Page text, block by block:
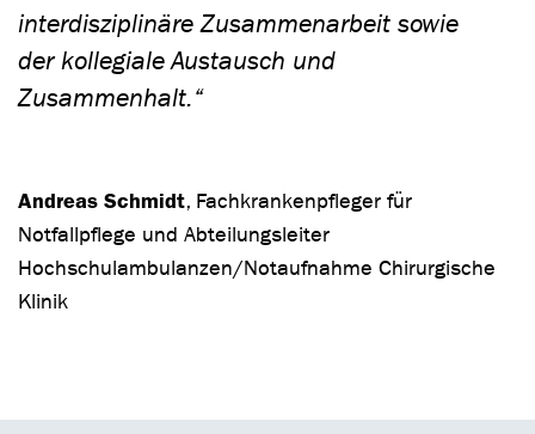
interdisziplinäre Zusammenarbeit sowie
der kollegiale Austausch und
Zusammenhalt.“
Andreas Schmidt, Fachkrankenpfleger für
Notfallpflege und Abteilungsleiter
Hochschulambulanzen/Notaufnahme Chirurgische
Klinik